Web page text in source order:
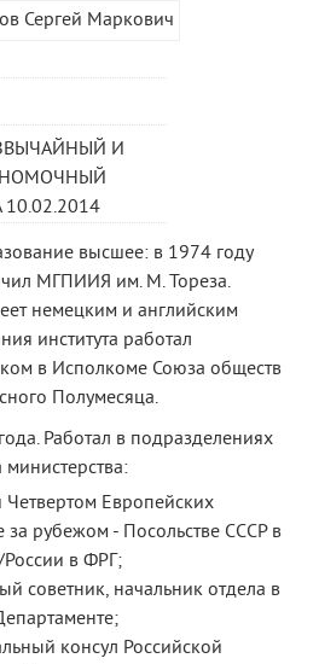
И
высшее: в 1974 году
МГПИИЯ им. М. Тореза.
немецким и английским
института работал
в Исполкоме Союза обществ
Полумесяца.
Работал в подразделениях
министерства:
Четвертом Европейских
за рубежом - Посольстве СССР в
в ФРГ;
советник, начальник отдела в
консул Российской